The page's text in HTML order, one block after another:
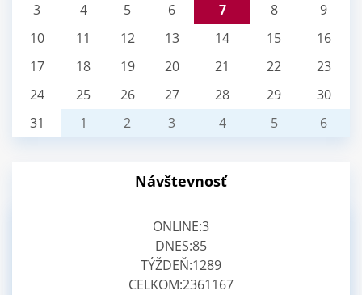
3
4 5 6 7 8
9
10
11 12 13 14 15
16
17
18 19 20 21 22
23
24
25 26 27 28 29
30
31
1 2 3 4 5 6
Návštevnosť
ONLINE:3
DNES:85
TÝŽDEŇ:1289
CELKOM:2361167